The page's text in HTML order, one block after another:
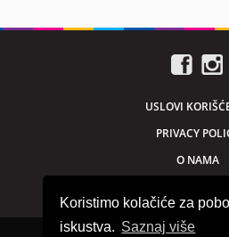
Koristimo kolačiće za
iskustva. Saznaj više
USLOVI
PRIVACY
O NAMA